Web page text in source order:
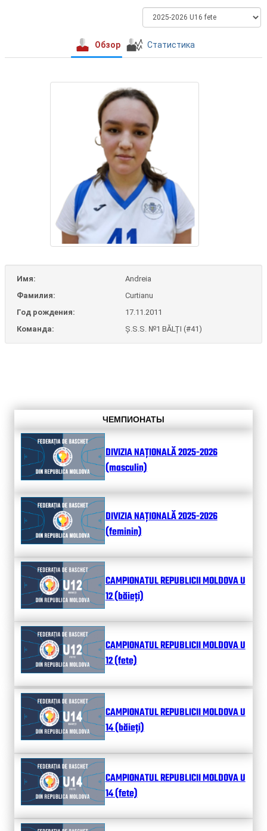
Обзор Статистика
Имя:
Andreia
Фамилия:
Curtianu
Год рождения:
17.11.2011
Команда:
Ș.S.S. №1 BĂLȚI (#41)
ЧЕМПИОНАТЫ
DIVIZIA NAȚIONALĂ 2025-2026
(masculin)
DIVIZIA NAȚIONALĂ 2025-2026
(feminin)
CAMPIONATUL REPUBLICII MOLDOVA U
12 (băieți)
CAMPIONATUL REPUBLICII MOLDOVA U
12 (fete)
CAMPIONATUL REPUBLICII MOLDOVA U
14 (băieți)
CAMPIONATUL REPUBLICII MOLDOVA U
14 (fete)